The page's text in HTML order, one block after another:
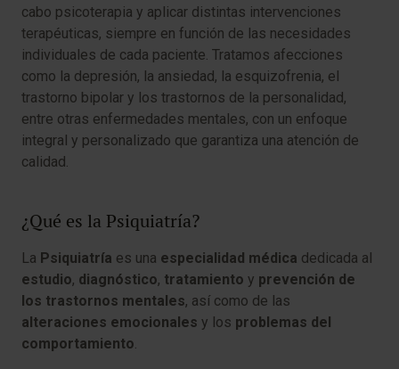
cabo psicoterapia y aplicar distintas intervenciones
terapéuticas, siempre en función de las necesidades
individuales de cada paciente. Tratamos afecciones
como la depresión, la ansiedad, la esquizofrenia, el
trastorno bipolar y los trastornos de la personalidad,
entre otras enfermedades mentales, con un enfoque
integral y personalizado que garantiza una atención de
calidad.
¿Qué es la Psiquiatría?
La Psiquiatría es una especialidad médica dedicada al
estudio, diagnóstico, tratamiento y prevención de
los trastornos mentales, así como de las
alteraciones emocionales y los problemas del
comportamiento.